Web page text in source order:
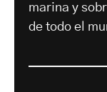
marina y
de todo el